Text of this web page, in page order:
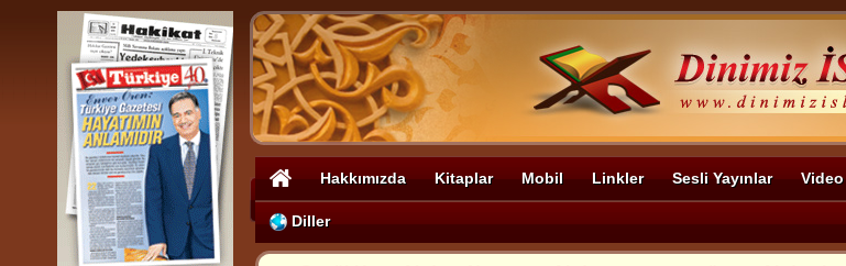
Hakkımızda Kitaplar Mobil Linkler Sesli Yayınlar Video
Diller